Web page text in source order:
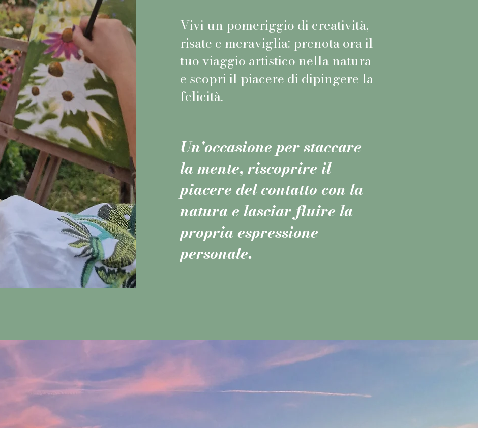
Vivi un pomeriggio di creatività,
risate e meraviglia: prenota ora il
tuo viaggio artistico nella natura
e scopri il piacere di dipingere la
felicità.
Un'occasione per staccare
la mente, riscoprire il
piacere del contatto con la
natura e lasciar fluire la
propria espressione
personale.